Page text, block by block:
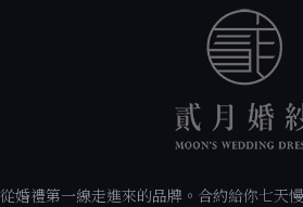
從婚禮第一線走進來的品牌。合約給你七天